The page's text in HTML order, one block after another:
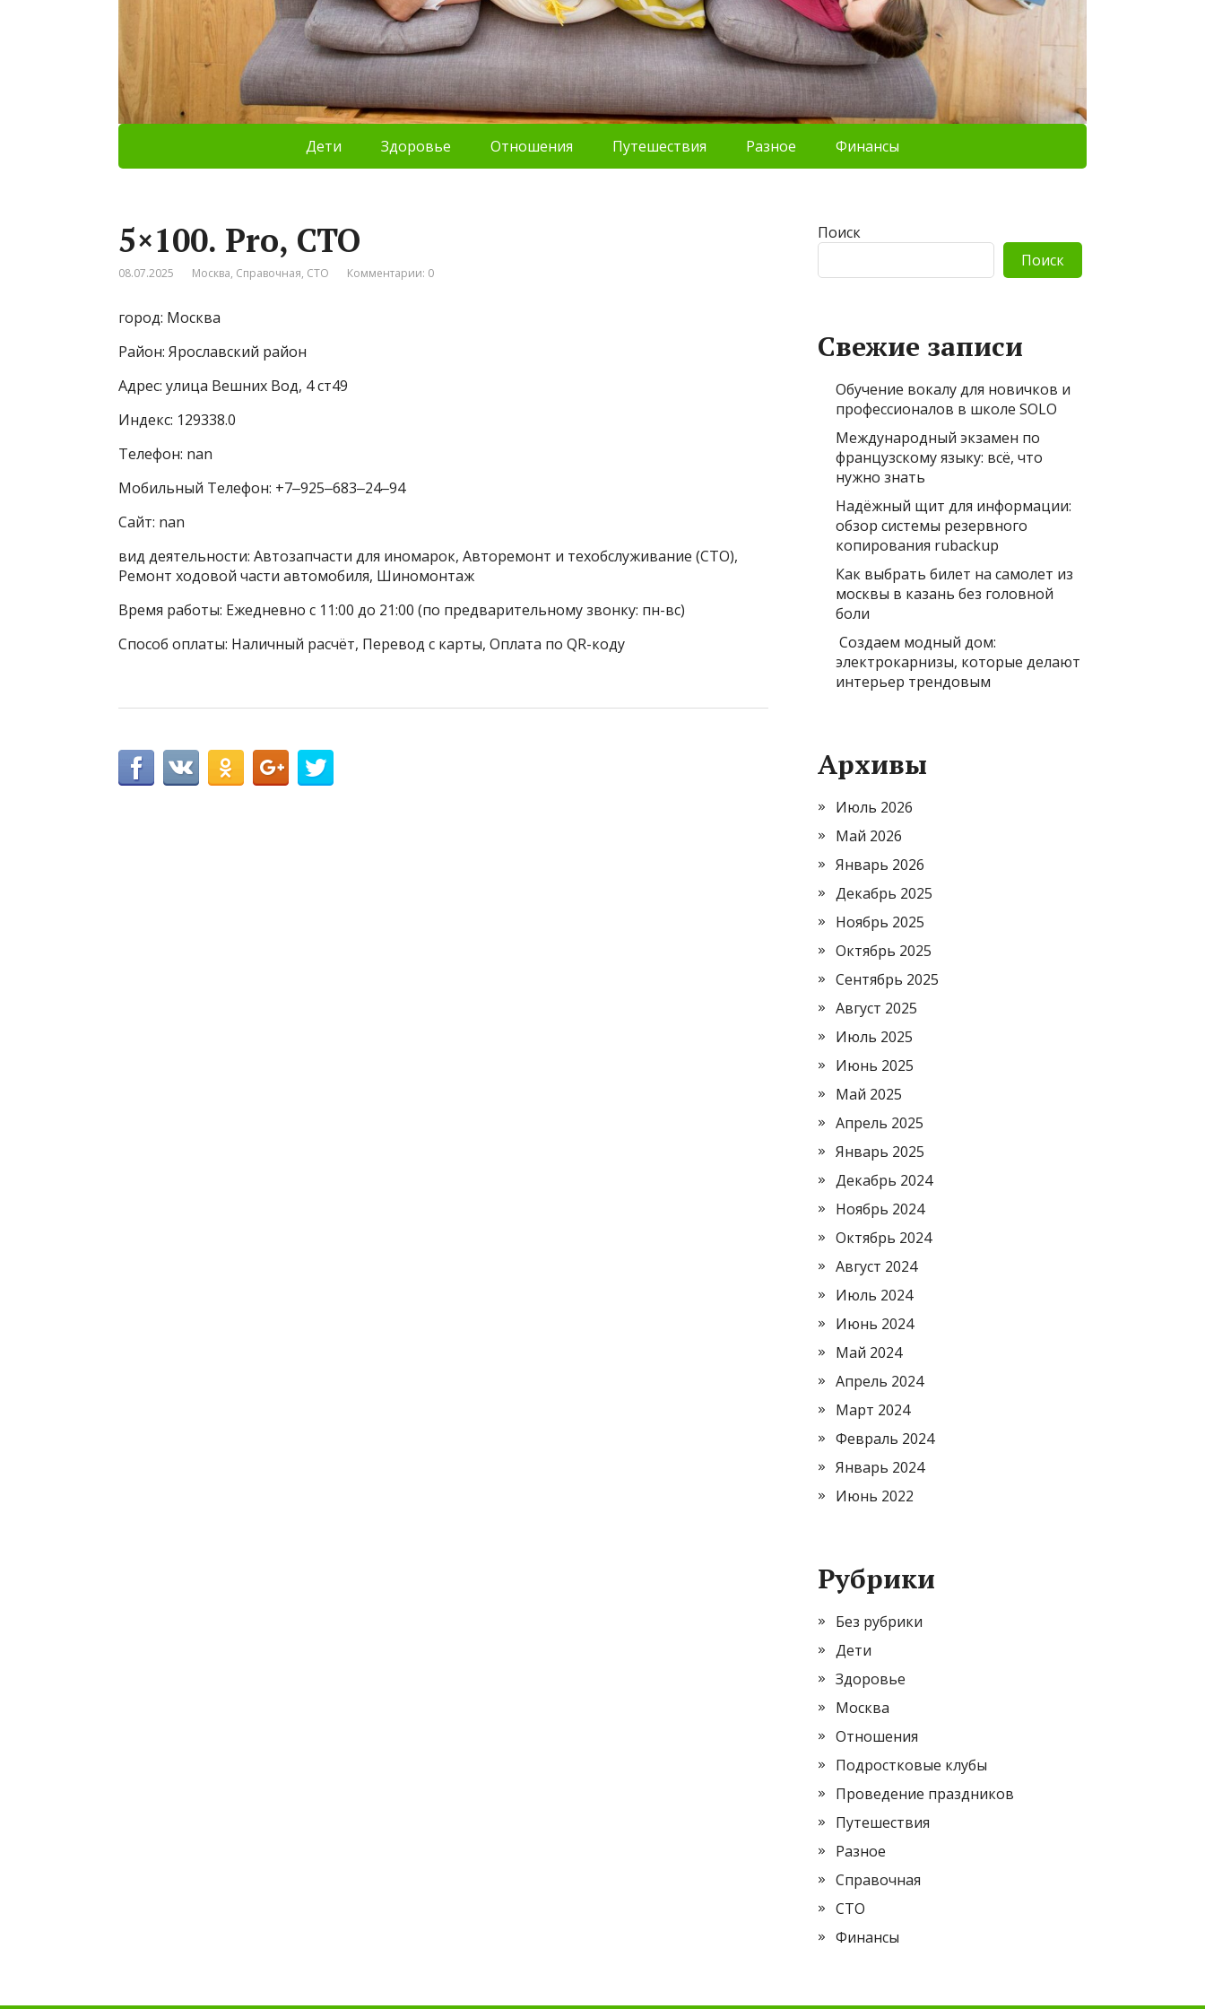
Дети Здоровье Отношения Путешествия Разное Финансы
5×100. Pro, СТО
08.07.2025 Москва, Справочная, СТО Комментарии: 0
город: Москва
Район: Ярославский район
Адрес: улица Вешних Вод, 4 ст49
Индекс: 129338.0
Телефон: nan
Мобильный Телефон: +7‒925‒683‒24‒94
Сайт: nan
вид деятельности: Автозапчасти для иномарок, Авторемонт и техобслуживание (СТО),
Ремонт ходовой части автомобиля, Шиномонтаж
Время работы: Ежедневно с 11:00 до 21:00 (по предварительному звонку: пн-вс)
Способ оплаты: Наличный расчёт, Перевод с карты, Оплата по QR-коду
Поиск
Поиск
Свежие записи
Обучение вокалу для новичков и
профессионалов в школе SOLO
Международный экзамен по
французскому языку: всё, что
нужно знать
Надёжный щит для информации:
обзор системы резервного
копирования rubackup
Как выбрать билет на самолет из
москвы в казань без головной
боли
Создаем модный дом:
электрокарнизы, которые делают
интерьер трендовым
Архивы
Июль 2026
Май 2026
Январь 2026
Декабрь 2025
Ноябрь 2025
Октябрь 2025
Сентябрь 2025
Август 2025
Июль 2025
Июнь 2025
Май 2025
Апрель 2025
Январь 2025
Декабрь 2024
Ноябрь 2024
Октябрь 2024
Август 2024
Июль 2024
Июнь 2024
Май 2024
Апрель 2024
Март 2024
Февраль 2024
Январь 2024
Июнь 2022
Рубрики
Без рубрики
Дети
Здоровье
Москва
Отношения
Подростковые клубы
Проведение праздников
Путешествия
Разное
Справочная
СТО
Финансы